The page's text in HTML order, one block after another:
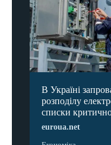
В Україні
розподілу
списки
euroua.net